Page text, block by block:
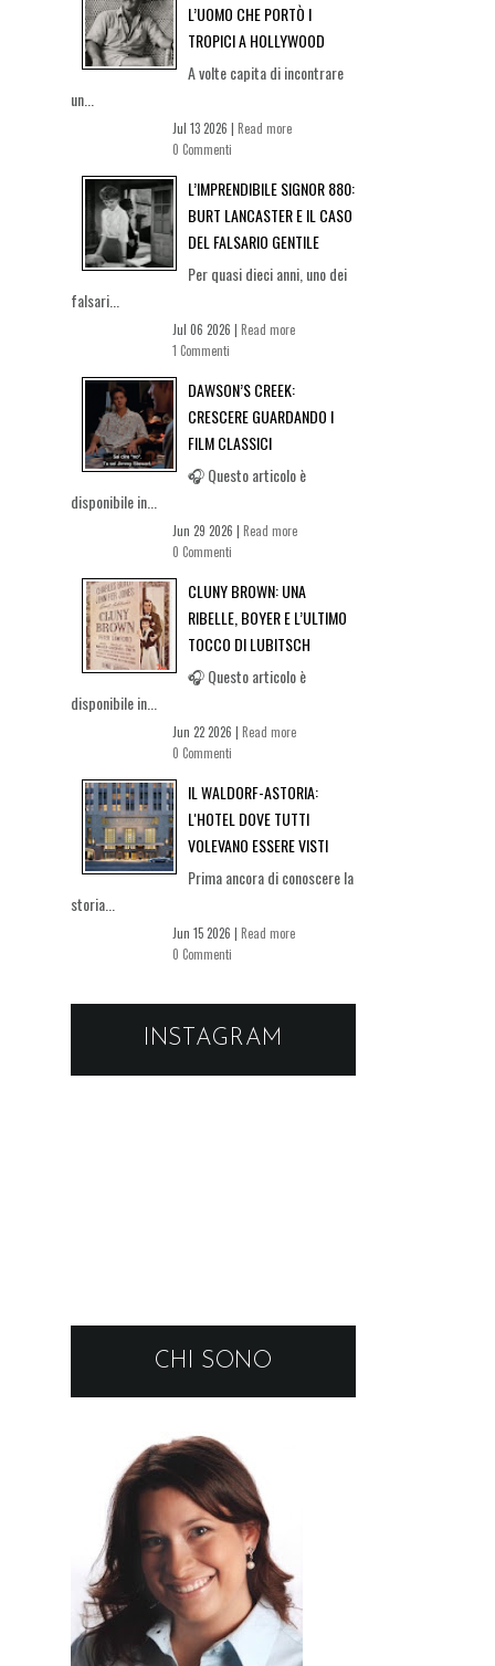
L’UOMO CHE PORTÒ I
TROPICI A HOLLYWOOD
A volte capita di incontrare
un...
Jul 13 2026 | Read more
0 Commenti
L’IMPRENDIBILE SIGNOR 880:
BURT LANCASTER E IL CASO
DEL FALSARIO GENTILE
Per quasi dieci anni, uno dei
falsari...
Jul 06 2026 | Read more
1 Commenti
DAWSON’S CREEK:
CRESCERE GUARDANDO I
FILM CLASSICI
🎧 Questo articolo è
disponibile in...
Jun 29 2026 | Read more
0 Commenti
CLUNY BROWN: UNA
RIBELLE, BOYER E L’ULTIMO
TOCCO DI LUBITSCH
🎧 Questo articolo è
disponibile in...
Jun 22 2026 | Read more
0 Commenti
IL WALDORF-ASTORIA:
L'HOTEL DOVE TUTTI
VOLEVANO ESSERE VISTI
Prima ancora di conoscere la
storia...
Jun 15 2026 | Read more
0 Commenti
INSTAGRAM
CHI SONO